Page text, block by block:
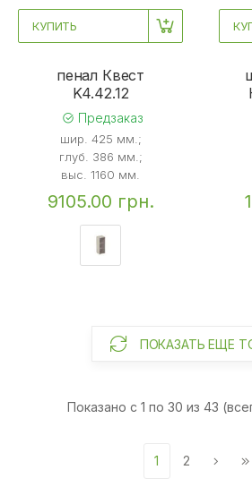
КУПИТЬ
пенал Квест
K4.42.12
Предзаказ
шир. 425 мм.;
глуб. 386 мм.;
выс. 1160 мм.
9105.00 грн.
ПОКАЗАТЬ ЕЩЕ
Показано с 1 по 30 из 43
1 2